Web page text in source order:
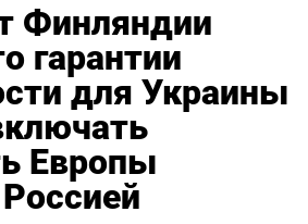
Финляндии
гарантии
для Украины
Европы